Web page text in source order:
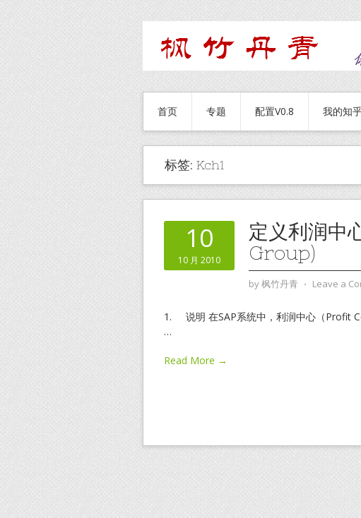
首页 专题 配置V0.8 我的知
标签: Kch1
10
10 月 2010
定义利润
Group)
by枫竹丹青 ⋅ Leave a
1. 说明 在SAP系统中，利润中心（Profit
…
Read More →